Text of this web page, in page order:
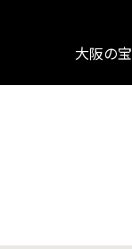
大阪の宝